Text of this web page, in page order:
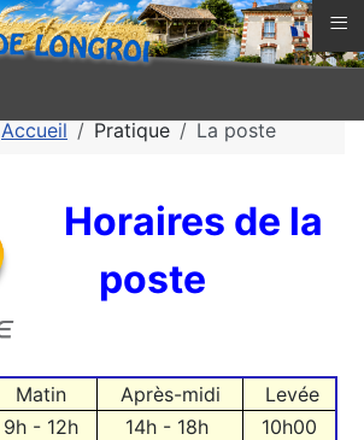
Accueil Pratique La poste
Horaires de la
poste
Matin Après-midi
Levée
9h - 12h 14h - 18h
10h00
≡